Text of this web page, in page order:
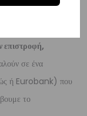
επιστροφή,
σε ένα
ή Eurobank) που
το